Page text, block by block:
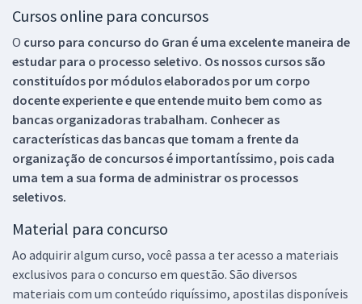
Cursos online para concursos
O curso para concurso do Gran é uma excelente maneira de
estudar para o processo seletivo. Os nossos cursos são
constituídos por módulos elaborados por um corpo
docente experiente e que entende muito bem como as
bancas organizadoras trabalham. Conhecer as
características das bancas que tomam a frente da
organização de concursos é importantíssimo, pois cada
uma tem a sua forma de administrar os processos
seletivos.
Material para concurso
Ao adquirir algum curso, você passa a ter acesso a materiais
exclusivos para o concurso em questão. São diversos
materiais com um conteúdo riquíssimo, apostilas disponíveis